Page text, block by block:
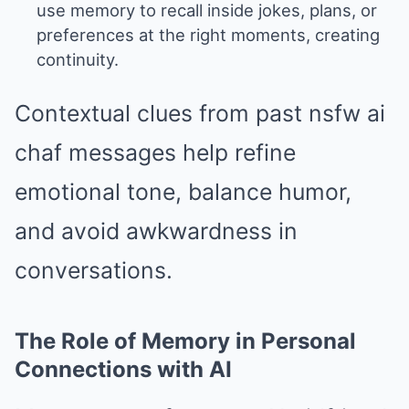
use memory to recall inside jokes, plans, or
preferences at the right moments, creating
continuity.
Contextual clues from past nsfw ai
chaf messages help refine
emotional tone, balance humor,
and avoid awkwardness in
conversations.
The Role of Memory in Personal
Connections with AI